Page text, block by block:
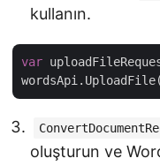
kullanın.
var
oluşturun ve